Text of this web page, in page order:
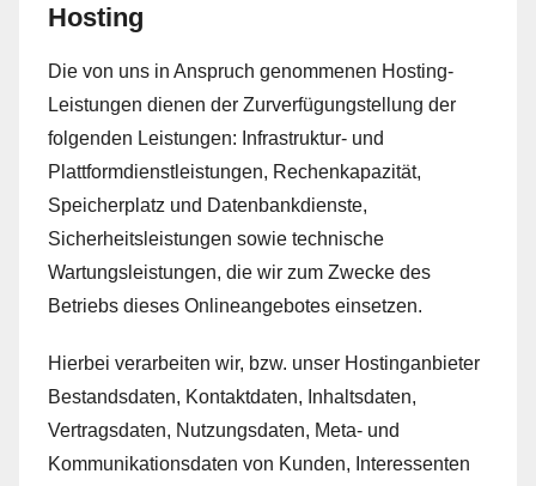
Hosting
Die von uns in Anspruch genommenen Hosting-
Leistungen dienen der Zurverfügungstellung der
folgenden Leistungen: Infrastruktur- und
Plattformdienstleistungen, Rechenkapazität,
Speicherplatz und Datenbankdienste,
Sicherheitsleistungen sowie technische
Wartungsleistungen, die wir zum Zwecke des
Betriebs dieses Onlineangebotes einsetzen.
Hierbei verarbeiten wir, bzw. unser Hostinganbieter
Bestandsdaten, Kontaktdaten, Inhaltsdaten,
Vertragsdaten, Nutzungsdaten, Meta- und
Kommunikationsdaten von Kunden, Interessenten